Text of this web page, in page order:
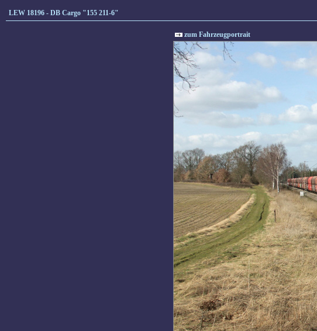
LEW 18196 - DB Cargo "155 211-6"
zum Fahrzeugportrait